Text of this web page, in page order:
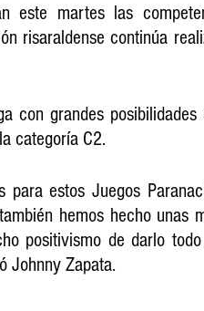
este martes las
risaraldense continúa
con grandes
categoría C2.
para estos Juegos
hemos hecho unas
positivismo de darlo
Johnny Zapata.